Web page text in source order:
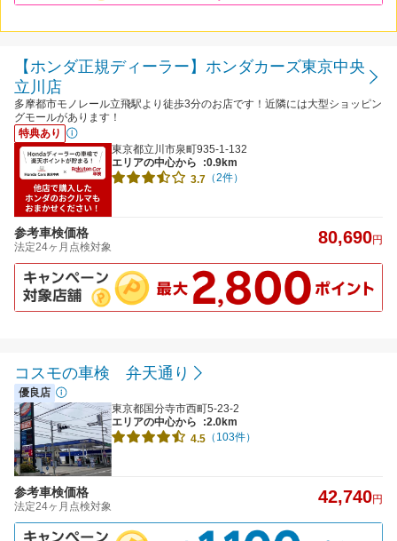
【ホンダ正規ディーラー】ホンダカーズ東京中央
立川店
多摩都市モノレール立飛駅より徒歩3分のお店です！近隣には大型ショッピン
グモールがあります！
特典あり
東京都立川市泉町935-1-132
エリアの中心から
:0.9km
3.7 （2件）
参考車検価格
法定24ヶ月点検対象 80,690円
コスモの車検 弁天通り
優良店
東京都国分寺市西町5-23-2
エリアの中心から
:2.0km
4.5 （103件）
参考車検価格
法定24ヶ月点検対象 42,740円